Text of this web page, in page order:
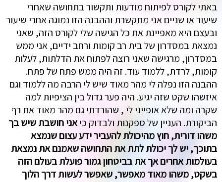
באתי לקורס לפיתוח מודעות ותקשור בתחושה שאחרי
שיעור או שניים אני מתקשרת וההבנה הזו נמוגה אחרי שיעור
ובעצם היא מאפיינת את כל הגישה שלי לקורס הזה, שאני
נמצאת במסדרון של בית רב קומות ורחב ידיים, אני ממש
במסדרון, מרגישה שאני רוצה לפתוח את הדלתות, לעלות
קומות, לרדת, ללמוד עוד. זה היה ממש פתח של פתח.
ההבנה הזו נפלה לי מהר מאוד שיש לי הרבה מה ללמוד וגם
איזשהו שקט שזה יגיע. היה פער גדול בין הציפיות למה
שקרה ומה שלא אופייני לי , שהורדתי גם מהר מאוד את רף
הביקורת. העניין של ספקנות ולבדוק כיאני חושבת שיש בך
משהו דורית, חוץ מהיכולת להעביר ידע עצום שנמצא
בתוכך, יש לך יכולת לתת את התחושה שאמנם את נמצאת
בעולמות אחרים אך את בביטחון גמור פועלת בעולם הזה
בשקט, משהו מאוד מאפשר, שאפשר לעשות דרך הלוך